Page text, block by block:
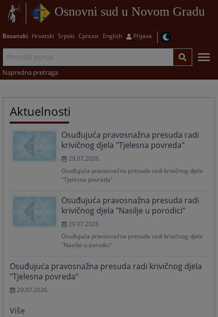
Osnovni sud u Novom Gradu
Bosanski Hrvatski Srpski Српски English Prijava
Napredna pretraga
Aktuelnosti
Osuđujuća pravosnažna presuda radi
krivičnog djela "Tjelesna povreda"
29.07.2026.
Osuđujuća pravosnažna presuda radi krivičnog djela
"Tjelesna povreda"
Osuđujuća pravosnažna presuda radi
krivičnog djela "Nasilje u porodici"
29.07.2026.
Osuđujuća pravosnažna presuda radi krivičnog djela
"Nasilje u porodici"
Osuđujuća pravosnažna presuda radi krivičnog djela
"Tjelesna povreda"
29.07.2026.
Više